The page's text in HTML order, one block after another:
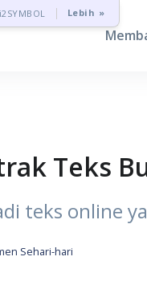
i2SYMBOL Lebih »
Teks
teks online
Sehari-hari